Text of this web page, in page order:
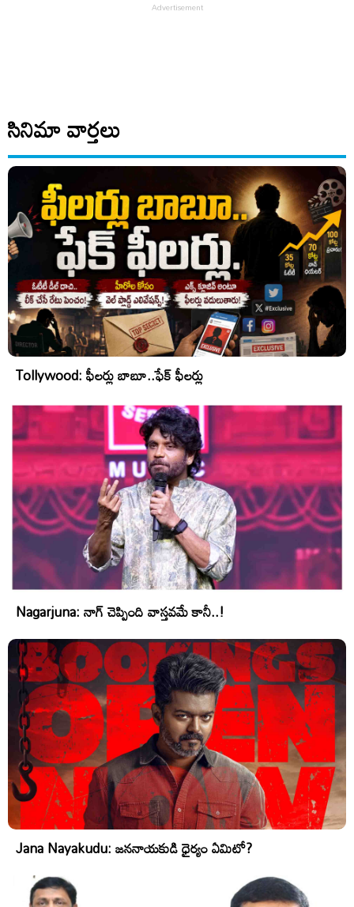
సినిమా వార్తలు
Tollywood: ఫీలర్లు బాబూ..ఫేక్ ఫీలర్లు
Nagarjuna: నాగ్ చెప్పింది వాస్తవమే కానీ..!
Jana Nayakudu: జననాయకుడి ధైర్యం ఏమిటో?